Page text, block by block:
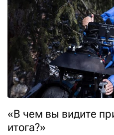
«В чем вы видите
итога?»